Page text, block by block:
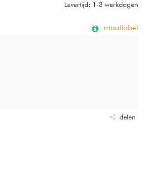
Levertijd: 1-3 werkdagen
maattabel
delen